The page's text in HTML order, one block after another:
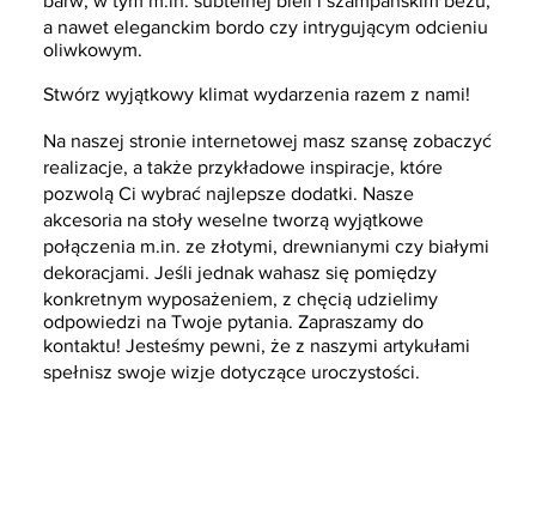
a nawet eleganckim bordo czy intrygującym odcieniu
oliwkowym.
Stwórz wyjątkowy klimat wydarzenia razem z nami!
Na naszej stronie internetowej masz szansę zobaczyć
realizacje, a także przykładowe inspiracje, które
pozwolą Ci wybrać najlepsze dodatki. Nasze
akcesoria na stoły weselne tworzą wyjątkowe
połączenia m.in. ze złotymi, drewnianymi czy białymi
dekoracjami. Jeśli jednak wahasz się pomiędzy
konkretnym wyposażeniem, z chęcią udzielimy
odpowiedzi na Twoje pytania. Zapraszamy do
kontaktu! Jesteśmy pewni, że z naszymi artykułami
spełnisz swoje wizje dotyczące uroczystości.